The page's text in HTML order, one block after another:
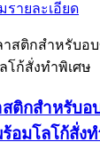
รายละเอียด
สติกสำหรับ
อมโลโก้สั่งท